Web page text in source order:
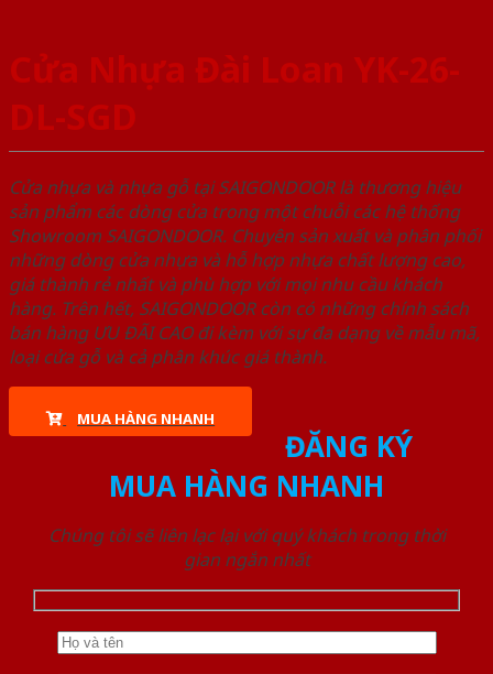
Cửa Nhựa Đài Loan YK-26-
DL-SGD
Cửa nhựa và nhựa gỗ tại SAIGONDOOR là thương hiệu
sản phẩm các dòng cửa trong một chuỗi các hệ thống
Showroom SAIGONDOOR. Chuyên sản xuất và phân phối
những dòng cửa nhựa và hỗ hợp nhựa chất lượng cao,
giá thành rẻ nhất và phù hợp với mọi nhu cầu khách
hàng. Trên hết, SAIGONDOOR còn có những chính sách
bán hàng ƯU ĐÃI CAO đi kèm với sự đa dạng về mẫu mã,
loại cửa gỗ và cả phân khúc giá thành.
MUA HÀNG NHANH
ĐĂNG KÝ
MUA HÀNG NHANH
Chúng tôi sẽ liên lạc lại với quý khách trong thời
gian ngắn nhất